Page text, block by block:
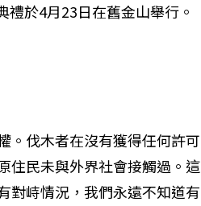
於4月23日在舊金山舉行。
。伐木者在沒有獲得任何許可
住民未與外界社會接觸過。這
對峙情況，我們永遠不知道有